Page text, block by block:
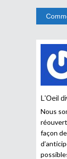
L'Oeil
Nous
façon